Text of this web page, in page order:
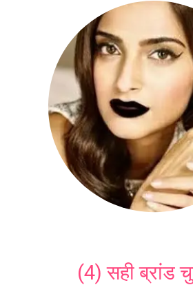
(4) सही ब्रांड